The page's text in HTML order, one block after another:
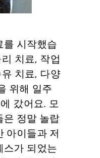
를 시작했습
치료, 작업
치료, 다양
위해 일주
갔어요. 모
은 정말 놀랍
아이들과 저
스가 되었는